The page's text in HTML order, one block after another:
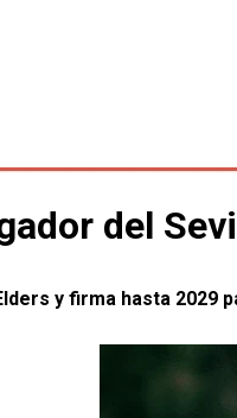
del
y firma hasta